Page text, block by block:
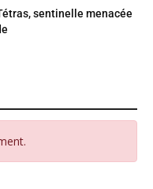
sentinelle menacée